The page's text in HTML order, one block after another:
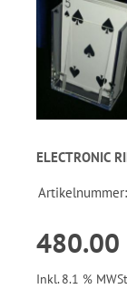
ELECTRONIC
Artikelnummer:
480.00
Inkl. 8.1 %